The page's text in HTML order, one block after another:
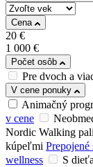
Cena
20 €
1 000 €
Počet osôb
Pre dvoch a
V cene ponuky
Animačný
v cene
Nordic Walking
kúpeľmi
wellness
S